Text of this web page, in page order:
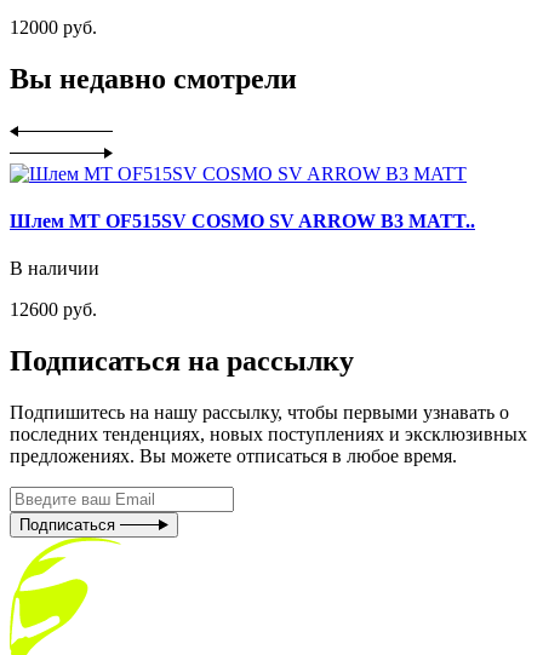
12000 руб.
Вы недавно смотрели
Шлем MT OF515SV COSMO SV ARROW B3 MATT..
В наличии
12600 руб.
Подписаться на рассылку
Подпишитесь на нашу рассылку, чтобы первыми узнавать о
последних тенденциях, новых поступлениях и эксклюзивных
предложениях. Вы можете отписаться в любое время.
Подписаться